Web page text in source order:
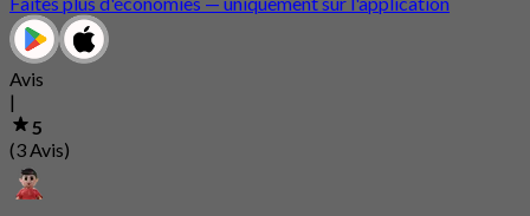
Avis
|
5
(3 Avis)